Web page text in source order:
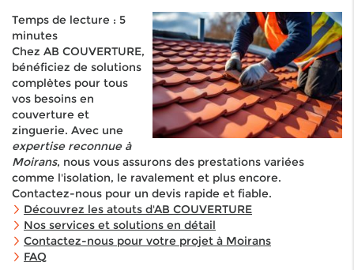
Temps de lecture : 5
minutes
Chez AB COUVERTURE,
bénéficiez de solutions
complètes pour tous
vos besoins en
couverture et
zinguerie. Avec une
expertise reconnue à
Moirans, nous vous assurons des prestations variées
comme l'isolation, le ravalement et plus encore.
Contactez-nous pour un devis rapide et fiable.
Découvrez les atouts d'AB COUVERTURE
Nos services et solutions en détail
Contactez-nous pour votre projet à Moirans
FAQ